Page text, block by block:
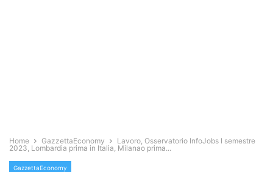
Home GazzettaEconomy
Lavoro, Osservatorio InfoJobs I semestre
2023, Lombardia prima in Italia, Milanao prima...
GazzettaEconomy